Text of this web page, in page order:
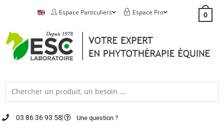
Espace Particuliers Espace Pro 0
03 86 36 93 58 Une question ?